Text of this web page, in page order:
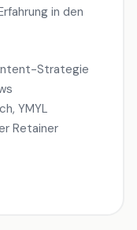
in den
Strategie
YMYL
Retainer